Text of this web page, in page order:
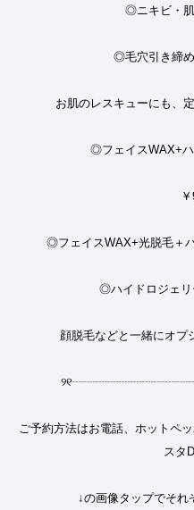
◎ニキビ・
◎毛穴引き締
お肌のレスキューにも、
◎フェイスWAX+
◎フェイスWAX+光脱毛＋
◎ハイドロジェリ
顔脱毛などと一緒にオプ
୨୧
ご予約方法はお電話、ホットペ
スタ
↓の画像タップでそれ